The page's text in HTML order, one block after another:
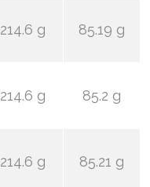
214.6 g 85.19 g
214.6 g 85.2 g
214.6 g 85.21 g